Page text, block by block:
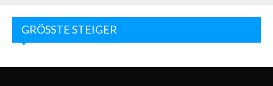
GRÖSSTE STEIGER